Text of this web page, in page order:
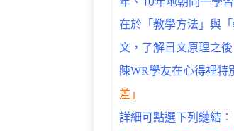
在於「教學方法」與
文，了解日文原理之
陳WR學友在心得裡特
差」
詳細可點選下列鏈結：